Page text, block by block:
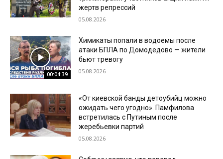
жертв репрессий
05.08.2026
00:04:39
Химикаты попали в водоемы после
атаки БПЛА по Домодедово — жители
бьют тревогу
05.08.2026
«От киевской банды детоубийц можно
ожидать чего угодно». Памфилова
встретилась с Путиным после
жеребьевки партий
05.08.2026